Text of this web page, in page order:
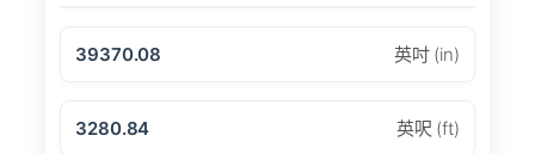
39370.08 英吋 (in)
3280.84 英呎 (ft)